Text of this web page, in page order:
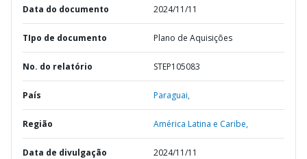
Data do documento 2024/11/11
TIpo de documento Plano de Aquisições
No. do relatório STEP105083
País Paraguai,
Região América Latina e Caribe,
Data de divulgação 2024/11/11